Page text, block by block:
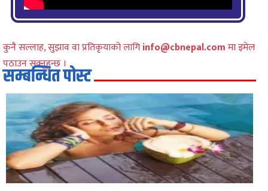
कुनै सल्लाह, सुझाव वा प्रतिकृयाको लागिinfo@cbnepal.comमा इमेल
पठाउन सक्नुहुन्छ ।
सम्बन्धित पोस्ट